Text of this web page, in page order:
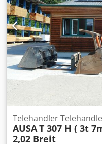
Telehandler
AUSAT 307 H ( 3t
2,02 Breit